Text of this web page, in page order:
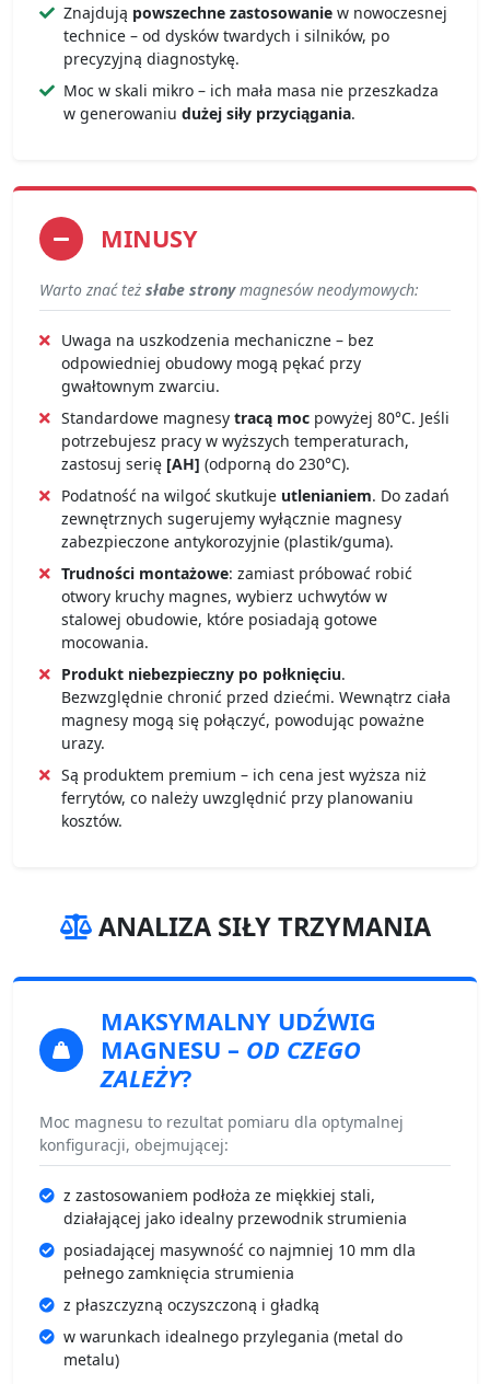
Znajdują powszechne zastosowanie w nowoczesnej
technice – od dysków twardych i silników, po
precyzyjną diagnostykę.
Moc w skali mikro – ich mała masa nie przeszkadza
w generowaniu dużej siły przyciągania.
MINUSY
Warto znać też słabe stronymagnesów neodymowych:
Uwaga na uszkodzenia mechaniczne – bez
odpowiedniej obudowy mogą pękać przy
gwałtownym zwarciu.
Standardowe magnesy tracą moc powyżej 80°C. Jeśli
potrzebujesz pracy w wyższych temperaturach,
zastosuj serię [AH] (odporną do 230°C).
Podatność na wilgoć skutkuje utlenianiem. Do zadań
zewnętrznych sugerujemy wyłącznie magnesy
zabezpieczone antykorozyjnie (plastik/guma).
Trudności montażowe: zamiast próbować robić
otwory kruchy magnes, wybierz uchwytów w
stalowej obudowie, które posiadają gotowe
mocowania.
Produkt niebezpieczny po połknięciu.
Bezwzględnie chronić przed dziećmi. Wewnątrz ciała
magnesy mogą się połączyć, powodując poważne
urazy.
Są produktem premium – ich cena jest wyższa niż
ferrytów, co należy uwzględnić przy planowaniu
kosztów.
ANALIZA SIŁY TRZYMANIA
MAKSYMALNY UDŹWIG
MAGNESU – OD CZEGO
ZALEŻY?
Moc magnesu to rezultat pomiaru dla optymalnej
konfiguracji, obejmującej:
z zastosowaniem podłoża ze miękkiej stali,
działającej jako idealny przewodnik strumienia
posiadającej masywność co najmniej 10 mm dla
pełnego zamknięcia strumienia
z płaszczyzną oczyszczoną i gładką
w warunkach idealnego przylegania (metal do
metalu)